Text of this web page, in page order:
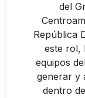
del
República
este rol,
equipos
generar y
dentro